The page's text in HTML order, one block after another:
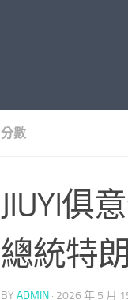
分數
JIUYI俱
總統特
BY ADMIN · 2026 年 5 月